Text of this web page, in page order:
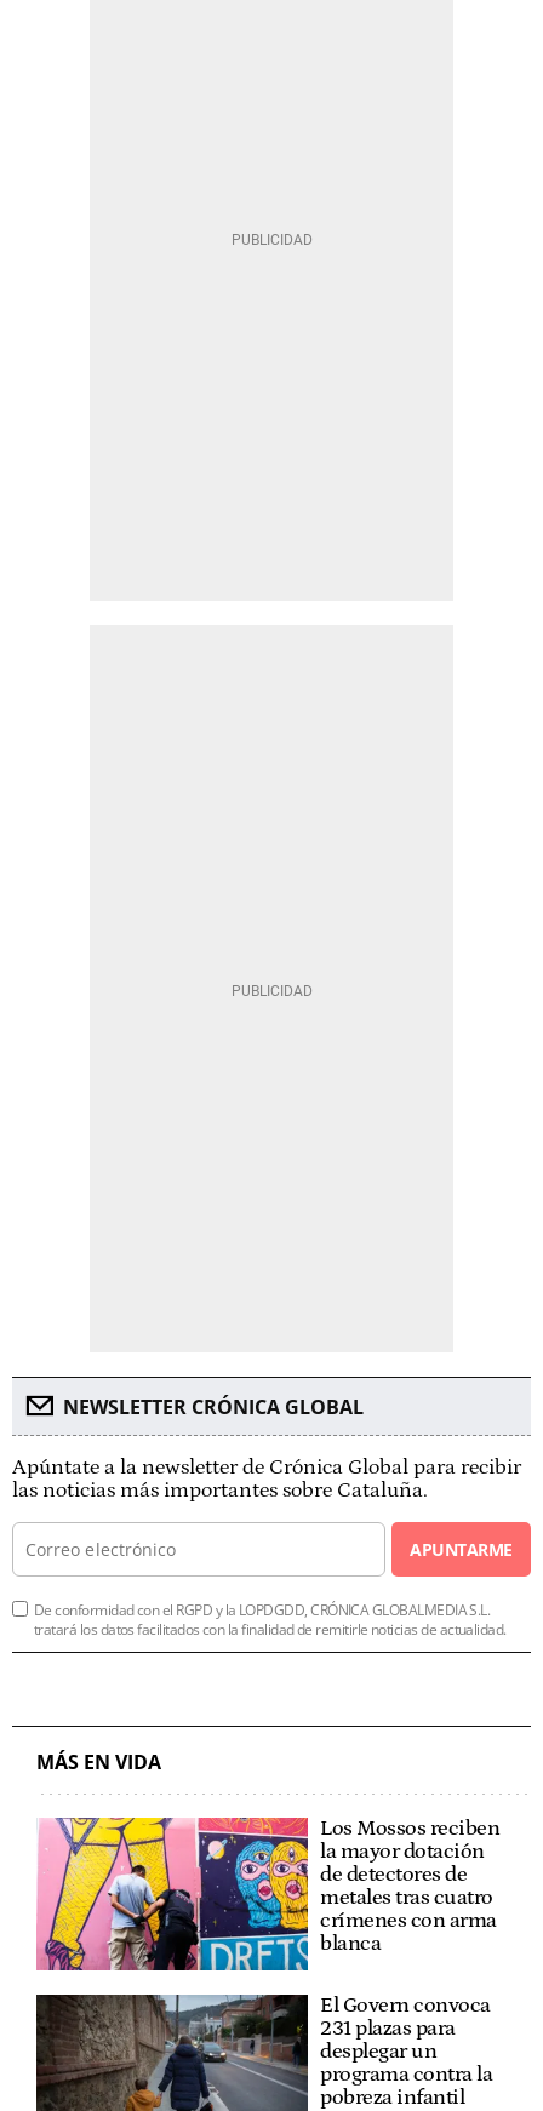
NEWSLETTER CRÓNICA GLOBAL
Apúntate a la newsletter de Crónica Global para recibir
las noticias más importantes sobre Cataluña.
APUNTARME
De conformidad con el RGPD y la LOPDGDD, CRÓNICA GLOBALMEDIA S.L.
tratará los datos facilitados con la finalidad de remitirle noticias de actualidad.
MÁS EN VIDA
Los Mossos reciben
la mayor dotación
de detectores de
metales tras cuatro
crímenes con arma
blanca
El Govern convoca
231 plazas para
desplegar un
programa contra la
pobreza infantil